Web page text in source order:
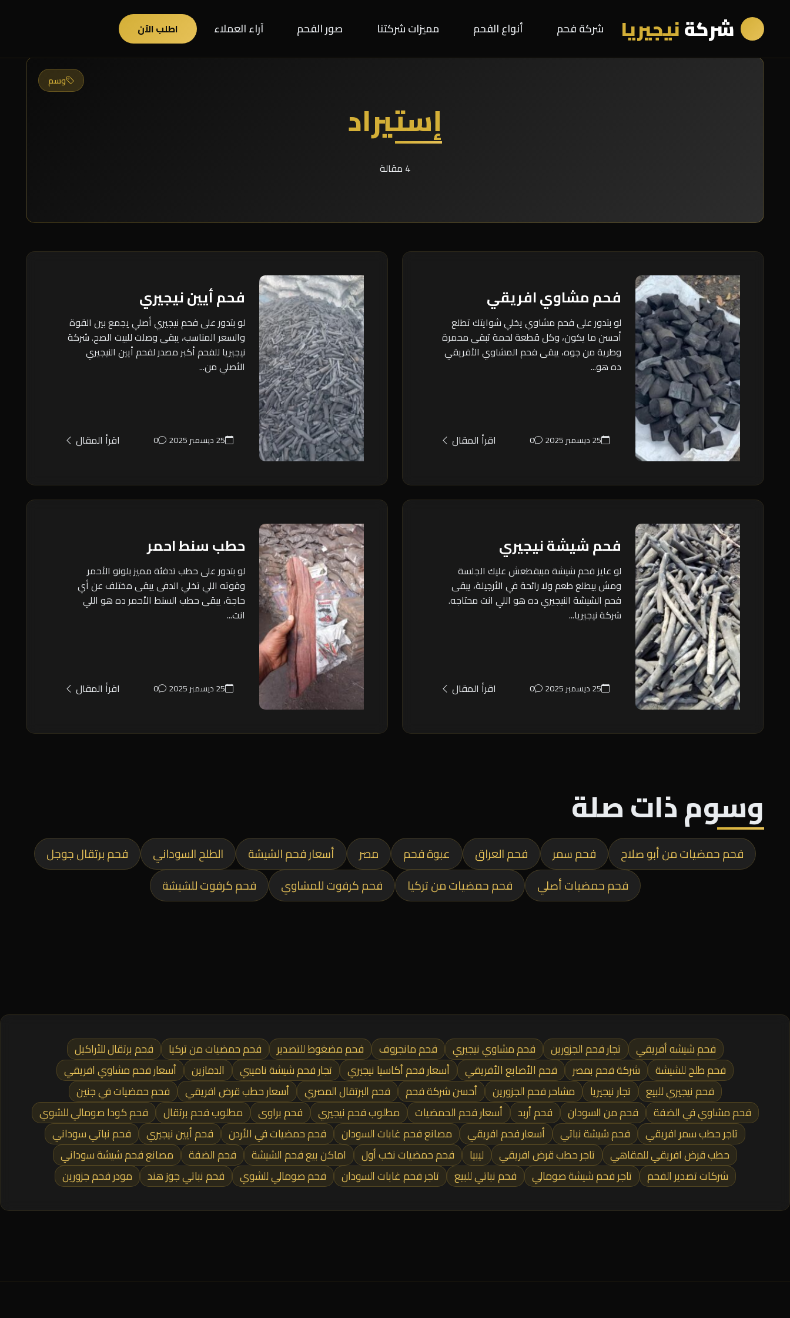
شركةنيجيريا شركة فحم أنواع الفحم مميزات شركتنا صور الفحم آراء العملاء اطلب الآن
وسم
إستيراد
4 مقالة
فحم مشاوي افريقي
لو بتدور على فحم مشاوي يخلي شوايتك تطلع
أحسن ما يكون، وكل قطعة لحمة تبقى محمرة
وطرية من جوه، يبقى فحم المشاوي الأفريقي
ده هو...
25 ديسمبر 2025 0 اقرأ المقال
فحم أيين نيجيري
لو بتدور على فحم نيجيري أصلي يجمع بين القوة
والسعر المناسب، يبقى وصلت للبيت الصح. شركة
نيجيريا للفحم أكبر مصدر لفحم أيين النيجيري
الأصلي من...
25 ديسمبر 2025 0 اقرأ المقال
فحم شيشة نيجيري
لو عايز فحم شيشة مبيقطعش عليك الجلسة
ومش بيطلع طعم ولا رائحة في الأرجيلة، يبقى
فحم الشيشة النيجيري ده هو اللي انت محتاجه.
شركة نيجيريا...
25 ديسمبر 2025 0 اقرأ المقال
حطب سنط احمر
لو بتدور على حطب تدفئة مميز بلونو الأحمر
وقوته اللي تخلي الدفى يبقى مختلف عن أي
حاجة، يبقى حطب السنط الأحمر ده هو اللي
انت...
25 ديسمبر 2025 0 اقرأ المقال
وسوم ذات صلة
فحم حمضيات من أبو صلاح فحم سمر فحم العراق عبوة فحم مصر أسعار فحم الشيشة الطلح السوداني
فحم برتقال جوجل
فحم حمضيات أصلي
فحم حمضيات من تركيا فحم كرفوت للمشاوي فحم كرفوت للشيشة
فحم شيشه أفريقي تجار فحم الجزورين فحم مشاوي نيجيري فحم مانجروف فحم مضغوط للتصدير فحم حمضيات من تركيا
فحم برتقال للأراكيل
فحم طلح للشيشة
شركة فحم بمصر فحم الأصابع الأفريقي أسعار فحم أكاسيا نيجيري تجار فحم شيشة ناميبي الدمازين
أسعار فحم مشاوي افريقي
فحم نيجيري للبيع
تجار نيجيريا مشاحر فحم الجزورين أحسن شركة فحم فحم البرتقال المصري أسعار حطب قرض افريقي
فحم حمضيات في جنين
فحم مشاوي في الضفة
فحم من السودان فحم أربد أسعار فحم الحمضيات مطلوب فحم نيجيري فحم براوى مطلوب فحم برتقال
فحم كودا صومالي للشوي
تاجر حطب سمر افريقي
فحم شيشة نباتي أسعار فحم افريقي مصانع فحم غابات السودان فحم حمضيات في الأردن فحم أيين نيجيري
فحم نباتي سوداني
حطب قرض افريقي للمقاهي
تاجر حطب قرض افريقي ليبيا فحم حمضيات نخب أول اماكن بيع فحم الشيشة فحم الضفة
مصانع فحم شيشة سوداني
شركات تصدير الفحم
تاجر فحم شيشة صومالي فحم نباتي للبيع تاجر فحم غابات السودان فحم صومالي للشوي فحم نباتي جوز هند مودر فحم جزورين